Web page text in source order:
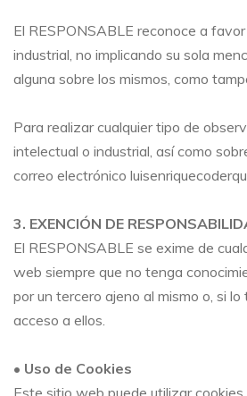
El RESPONSABLE reconoce a
industrial, no implicando su sola
alguna sobre los mismos, como
Para realizar cualquier tipo de
intelectual o industrial, así como
correo electrónico
3. EXENCIÓN DE
El RESPONSABLE se exime de
web siempre que no tenga
por un tercero ajeno al mismo o, si
acceso a ellos.
• Uso de Cookies
Este sitio web puede utilizar